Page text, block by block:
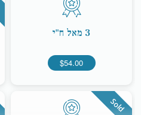
3 מאל ח"י
$54.00
Sold